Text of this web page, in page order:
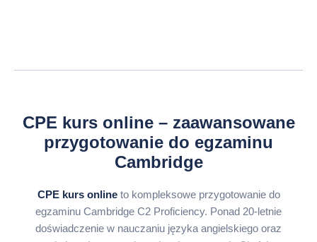
CPE kurs online – zaawansowane
przygotowanie do egzaminu
Cambridge
CPE kurs online to kompleksowe przygotowanie do
egzaminu Cambridge C2 Proficiency. Ponad 20-letnie
doświadczenie w nauczaniu języka angielskiego oraz